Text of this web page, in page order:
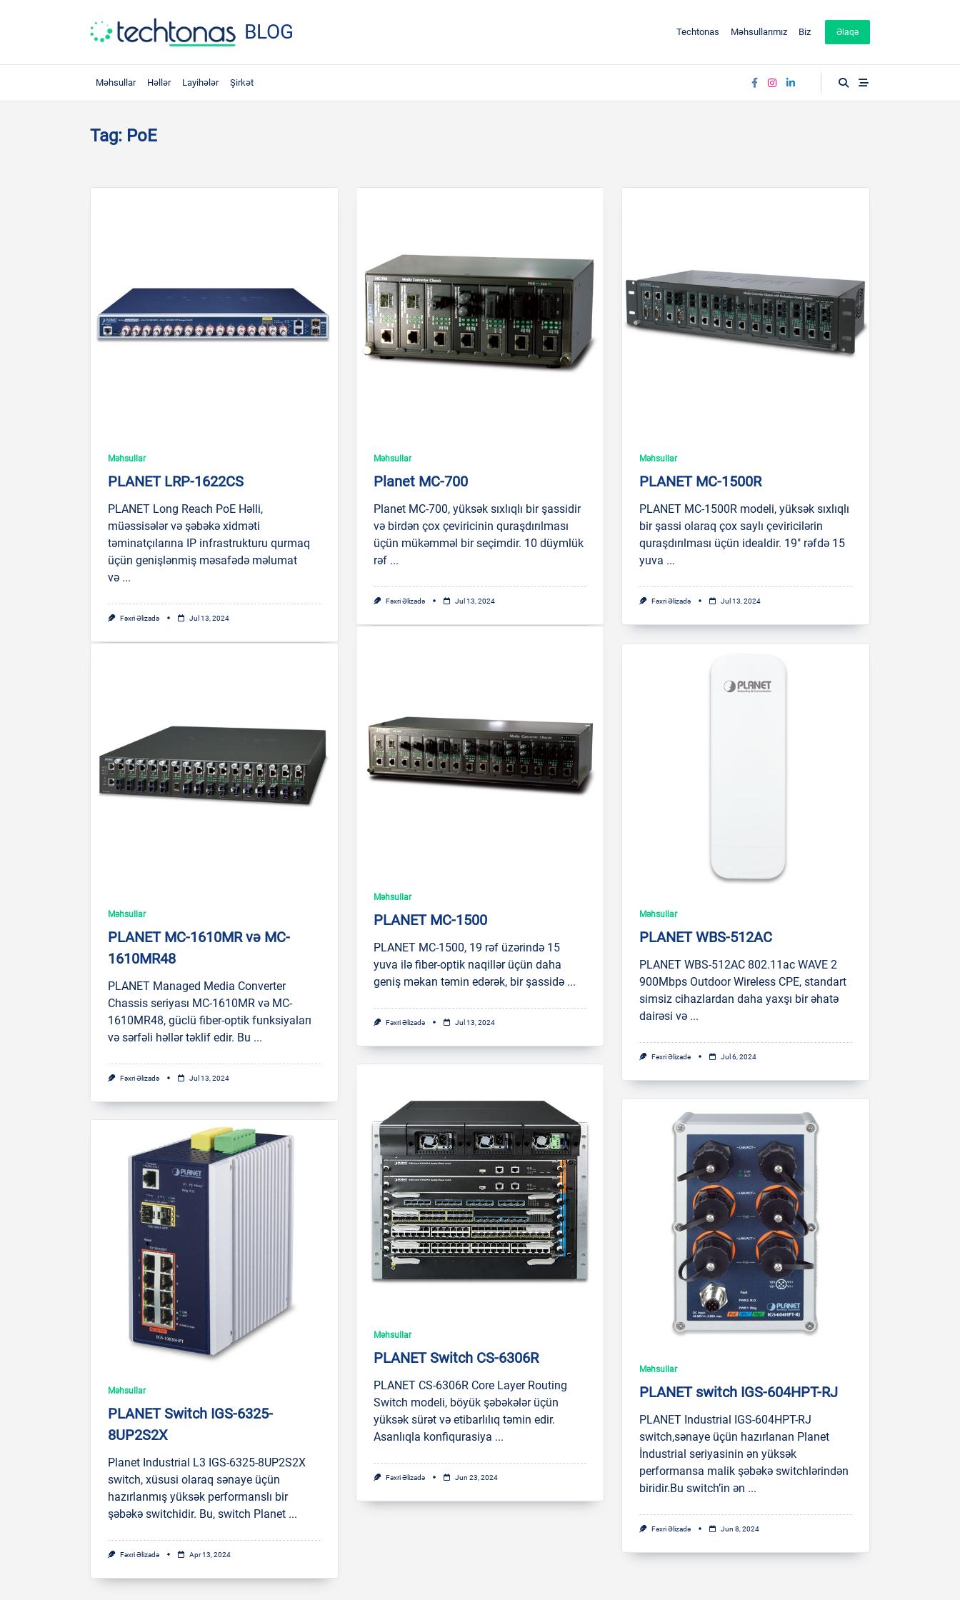
BLOG Techtonas Məhsullarımız Biz Əlaqə
Məhsullar Həllər Layihələr Şirkət
Tag: PoE
Məhsullar
PLANET LRP-1622CS
PLANET Long Reach PoE Həlli,
müəssisələr və şəbəkə xidməti
təminatçılarına IP infrastrukturu qurmaq
üçün genişlənmiş məsafədə məlumat
və ...
Fəxri Əlizadə Jul 13, 2024
Məhsullar
Planet MC-700
Planet MC-700, yüksək sıxlıqlı bir şassidir
və birdən çox çeviricinin quraşdırılması
üçün mükəmməl bir seçimdir. 10 düymlük
rəf ...
Fəxri Əlizadə Jul 13, 2024
Məhsullar
PLANET MC-1500R
PLANET MC-1500R modeli, yüksək sıxlıqlı
bir şassi olaraq çox saylı çeviricilərin
quraşdırılması üçün idealdir. 19″ rəfdə 15
yuva ...
Fəxri Əlizadə Jul 13, 2024
Məhsullar
PLANET MC-1500
PLANET MC-1500, 19 rəf üzərində 15
yuva ilə fiber-optik naqillər üçün daha
geniş məkan təmin edərək, bir şassidə ...
Fəxri Əlizadə Jul 13, 2024
Məhsullar
PLANET MC-1610MR və MC-
1610MR48
PLANET Managed Media Converter
Chassis seriyası MC-1610MR və MC-
1610MR48, güclü fiber-optik funksiyaları
və sərfəli həllər təklif edir. Bu ...
Fəxri Əlizadə Jul 13, 2024
Məhsullar
PLANET WBS-512AC
PLANET WBS-512AC 802.11ac WAVE 2
900Mbps Outdoor Wireless CPE, standart
simsiz cihazlardan daha yaxşı bir əhatə
dairəsi və ...
Fəxri Əlizadə Jul 6, 2024
Məhsullar
PLANET Switch CS-6306R
PLANET CS-6306R Core Layer Routing
Switch modeli, böyük şəbəkələr üçün
yüksək sürət və etibarlılıq təmin edir.
Asanlıqla konfiqurasiya ...
Fəxri Əlizadə Jun 23, 2024
Məhsullar
PLANET switch IGS-604HPT-RJ
PLANET Industrial IGS-604HPT-RJ
switch,sənaye üçün hazırlanan Planet
İndustrial seriyasinin ən yüksək
performansa malik şəbəkə switchlərindən
biridir.Bu switch’in ən ...
Fəxri Əlizadə Jun 8, 2024
Məhsullar
PLANET Switch IGS-6325-
8UP2S2X
Planet Industrial L3 IGS-6325-8UP2S2X
switch, xüsusi olaraq sənaye üçün
hazırlanmış yüksək performanslı bir
şəbəkə switchidir. Bu, switch Planet ...
Fəxri Əlizadə Apr 13, 2024